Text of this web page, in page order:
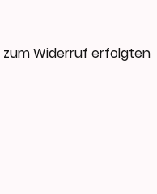
zum Widerruf erfolgten